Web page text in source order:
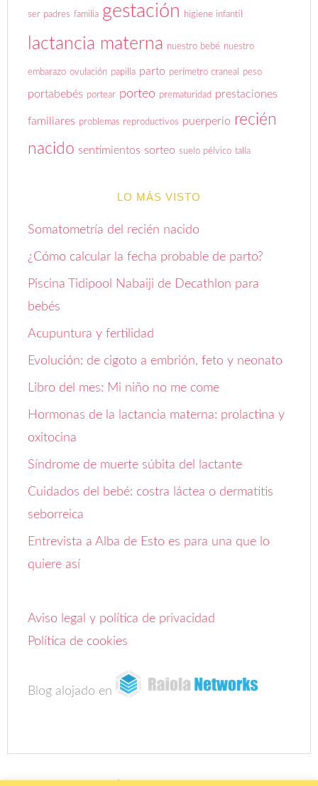
ser padres familia gestación higiene infantil
lactancia materna nuestro bebé nuestro
embarazo ovulación papilla parto perímetro craneal peso
portabebés portear porteo prematuridad prestaciones
familiares problemas reproductivos puerperio recién
nacido sentimientos sorteo suelo pélvico talla
LO MÁS VISTO
Somatometría del recién nacido
¿Cómo calcular la fecha probable de parto?
Piscina Tidipool Nabaiji de Decathlon para
bebés
Acupuntura y fertilidad
Evolución: de cigoto a embrión, feto y neonato
Libro del mes: Mi niño no me come
Hormonas de la lactancia materna: prolactina y
oxitocina
Síndrome de muerte súbita del lactante
Cuidados del bebé: costra láctea o dermatitis
seborreica
Entrevista a Alba de Esto es para una que lo
quiere así
Aviso legal y política de privacidad
Política de cookies
Blog alojado en